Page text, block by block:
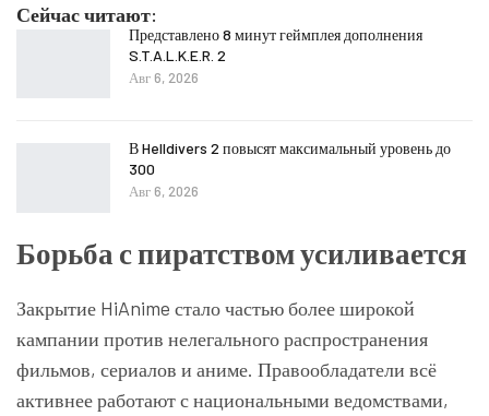
Сейчас читают:
Представлено 8 минут геймплея дополнения
S.T.A.L.K.E.R. 2
Авг 6, 2026
В Helldivers 2 повысят максимальный уровень до
300
Авг 6, 2026
Борьба с пиратством усиливается
Закрытие HiAnime стало частью более широкой
кампании против нелегального распространения
фильмов, сериалов и аниме. Правообладатели всё
активнее работают с национальными ведомствами,